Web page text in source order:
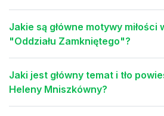
Jakie są główne motywy miłości
"Oddziału Zamkniętego"?
Jaki jest główny temat i tło
Heleny Mniszkówny?